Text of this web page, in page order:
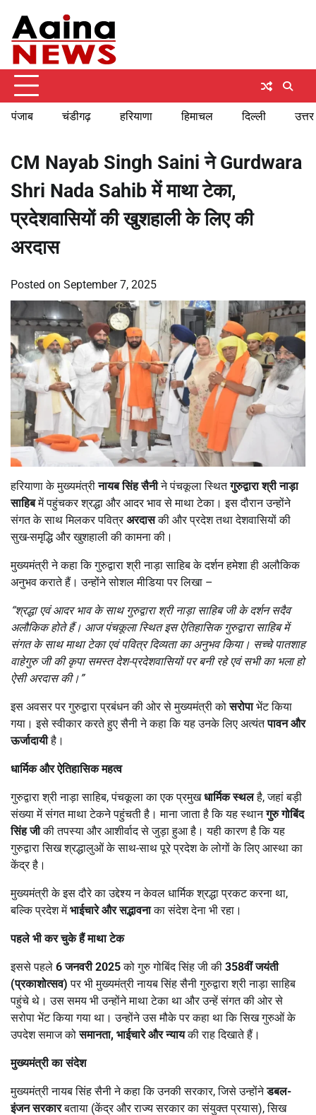
content
पंजाब चंडीगढ़ हरियाणा हिमाचल दिल्ली
CM Nayab Singh Saini ने Gurdwara
Shri Nada Sahib में माथा टेका,
प्रदेशवासियों की खुशहाली के लिए की
अरदास
Posted on September 7, 2025
हरियाणा के मुख्यमंत्रीनायब सिंह सैनीने पंचकूला स्थितगुरुद्वारा श्री नाड़ा
साहिबमें पहुंचकर श्रद्धा और आदर भाव से माथा टेका। इस दौरान उन्होंने
संगत के साथ मिलकर पवित्रअरदासकी और प्रदेश तथा देशवासियों की
सुख-समृद्धि और खुशहाली की कामना की।
मुख्यमंत्री ने कहा कि गुरुद्वारा श्री नाड़ा साहिब के दर्शन हमेशा ही अलौकिक
अनुभव कराते हैं। उन्होंने सोशल मीडिया पर लिखा –
“श्रद्धा एवं आदर भाव के साथ गुरुद्वारा श्री नाड़ा साहिब जी के दर्शन सदैव
अलौकिक होते हैं। आज पंचकूला स्थित इस ऐतिहासिक गुरुद्वारा साहिब में
संगत के साथ माथा टेका एवं पवित्र दिव्यता का अनुभव किया। सच्चे पातशाह
वाहेगुरु जी की कृपा समस्त देश-प्रदेशवासियों पर बनी रहे एवं सभी का भला हो
ऐसी अरदास की।”
इस अवसर पर गुरुद्वारा प्रबंधन की ओर से मुख्यमंत्री कोसरोपाभेंट किया
गया। इसे स्वीकार करते हुए सैनी ने कहा कि यह उनके लिए अत्यंतपावन और
ऊर्जादायीहै।
धार्मिक और ऐतिहासिक महत्व
गुरुद्वारा श्री नाड़ा साहिब, पंचकूला का एक प्रमुखधार्मिक स्थलहै, जहां बड़ी
संख्या में संगत माथा टेकने पहुंचती है। माना जाता है कि यह स्थानगुरु गोबिंद
सिंह जीकी तपस्या और आशीर्वाद से जुड़ा हुआ है। यही कारण है कि यह
गुरुद्वारा सिख श्रद्धालुओं के साथ-साथ पूरे प्रदेश के लोगों के लिए आस्था का
केंद्र है।
मुख्यमंत्री के इस दौरे का उद्देश्य न केवल धार्मिक श्रद्धा प्रकट करना था,
बल्कि प्रदेश मेंभाईचारे और सद्भावनाका संदेश देना भी रहा।
पहले भी कर चुके हैं माथा टेक
इससे पहले 6जनवरी2025को गुरु गोबिंद सिंह जी की 358वीं जयंती
(प्रकाशोत्सव) पर भी मुख्यमंत्री नायब सिंह सैनी गुरुद्वारा श्री नाड़ा साहिब
पहुंचे थे। उस समय भी उन्होंने माथा टेका था और उन्हें संगत की ओर से
सरोपा भेंट किया गया था। उन्होंने उस मौके पर कहा था कि सिख गुरुओं के
उपदेश समाज कोसमानता, भाईचारे और न्यायकी राह दिखाते हैं।
मुख्यमंत्री का संदेश
मुख्यमंत्री नायब सिंह सैनी ने कहा कि उनकी सरकार, जिसे उन्होंनेडबल-
इंजन सरकारबताया (केंद्र और राज्य सरकार का संयुक्त प्रयास), सिख